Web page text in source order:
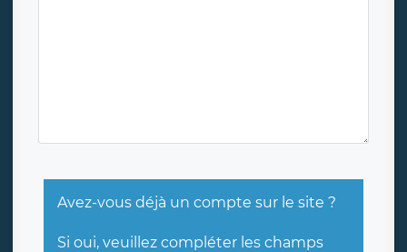
Avez-vous déjà un compte sur le site ?
Si oui, veuillez compléter les champs